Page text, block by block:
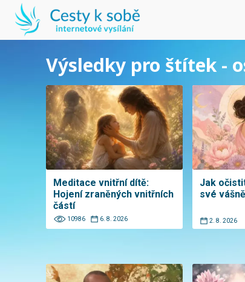
Výsledky pro štítek -
Meditace vnitřní dítě:
Hojení zraněných vnitřních
částí
10986 6. 8. 2026
Jak
své vášně
2. 8. 2026